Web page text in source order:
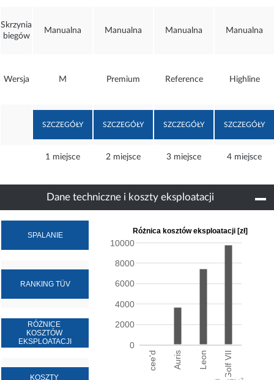
Skrzynia
biegów
Manualna Manualna Manualna Manualna
Wersja M Premium Reference Highline
SZCZEGÓŁY SZCZEGÓŁY SZCZEGÓŁY SZCZEGÓŁY
1 miejsce 2 miejsce 3 miejsce 4 miejsce
Dane techniczne i koszty eksploatacji
0
2000
4000
6000
8000
10000
cee'd Auris Leon Golf VII
Różnica kosztów eksploatacji [zł]